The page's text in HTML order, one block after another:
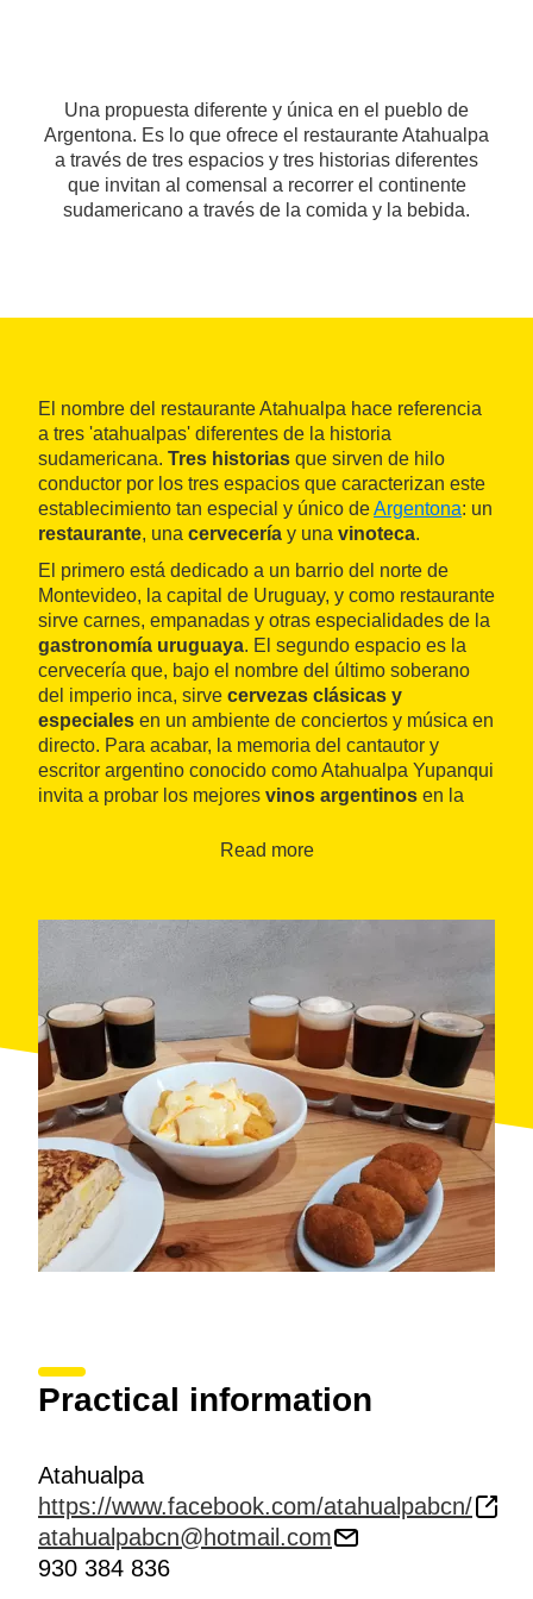
Una propuesta diferente y única en el pueblo de
Argentona. Es lo que ofrece el restaurante Atahualpa
a través de tres espacios y tres historias diferentes
que invitan al comensal a recorrer el continente
sudamericano a través de la comida y la bebida.
El nombre del restaurante Atahualpa hace referencia
a tres 'atahualpas' diferentes de la historia
sudamericana. Tres historias que sirven de hilo
conductor por los tres espacios que caracterizan este
establecimiento tan especial y único deArgentona: un
restaurante, una cervecería y una vinoteca.
El primero está dedicado a un barrio del norte de
Montevideo, la capital de Uruguay, y como restaurante
sirve carnes, empanadas y otras especialidades de la
gastronomía uruguaya. El segundo espacio es la
cervecería que, bajo el nombre del último soberano
del imperio inca, sirve cervezas clásicas y
especiales en un ambiente de conciertos y música en
directo. Para acabar, la memoria del cantautor y
escritor argentino conocido como Atahualpa Yupanqui
invita a probar los mejores vinos argentinos en la
Read more
Practical information
Atahualpa
https://www.facebook.com/atahualpabcn/
atahualpabcn@hotmail.com
930 384 836